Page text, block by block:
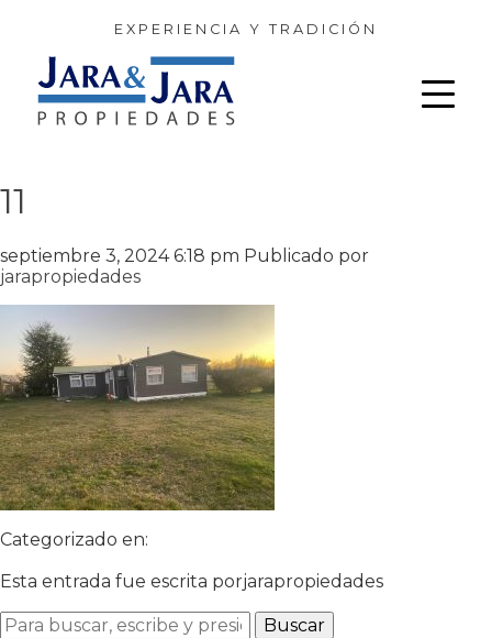
EXPERIENCIA Y TRADICIÓN
11
septiembre 3, 2024 6:18 pm Publicado por
jarapropiedades
Categorizado en:
Esta entrada fue escrita porjarapropiedades
Buscar